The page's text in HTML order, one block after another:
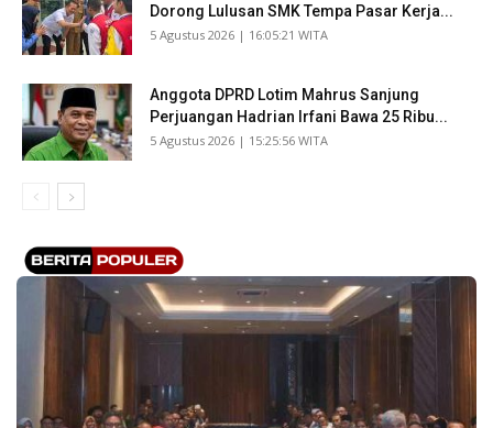
Dorong Lulusan SMK Tempa Pasar Kerja...
​5 Agustus 2026 | 16:05:21 WITA
Anggota DPRD Lotim Mahrus Sanjung
Perjuangan Hadrian Irfani Bawa 25 Ribu...
​5 Agustus 2026 | 15:25:56 WITA